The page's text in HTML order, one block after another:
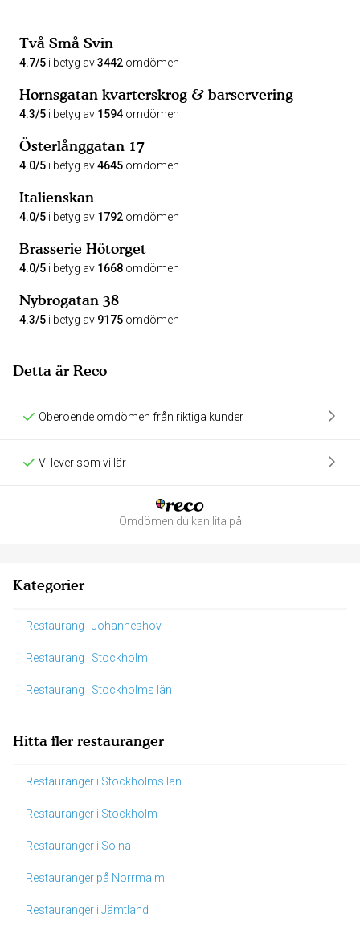
Två Små Svin
4.7/5 i betyg av3442 omdömen
Hornsgatan kvarterskrog & barservering
4.3/5 i betyg av 1594 omdömen
Österlånggatan 17
4.0/5 i betyg av4645 omdömen
Italienskan
4.0/5 i betyg av 1792 omdömen
Brasserie Hötorget
4.0/5 i betyg av 1668 omdömen
Nybrogatan 38
4.3/5 i betyg av 9175 omdömen
Detta är Reco
Oberoende omdömen från riktiga kunder
Vi lever som vi lär
Omdömen du kan lita på
Kategorier
Restaurang i Johanneshov
Restaurang i Stockholm
Restaurang i Stockholms län
Hitta fler restauranger
Restauranger i Stockholms län
Restauranger i Stockholm
Restauranger i Solna
Restauranger på Norrmalm
Restauranger i Jämtland